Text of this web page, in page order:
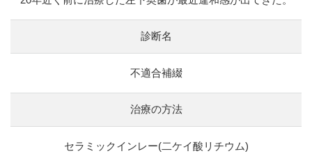
診断名
不適合補綴
治療の方法
セラミックインレー(二ケイ酸リチウム)